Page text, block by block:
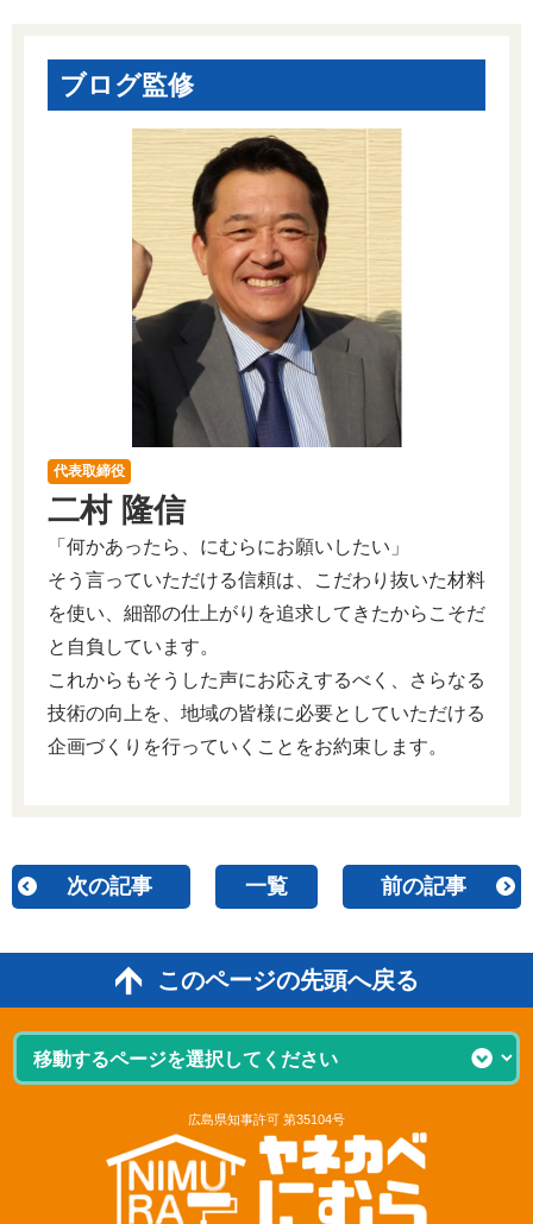
ブログ監修
代表取締役
二村 隆信
「何かあったら、にむらにお願いしたい」
そう言っていただける信頼は、こだわり抜いた材料
を使い、細部の仕上がりを追求してきたからこそだ
と自負しています。
これからもそうした声にお応えするべく、さらなる
技術の向上を、地域の皆様に必要としていただける
企画づくりを行っていくことをお約束します。
次の記事 一覧 前の記事
このページの先頭へ戻る
広島県知事許可 第35104号